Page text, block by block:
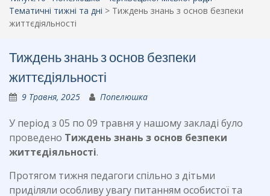
Тематичні тижні та дні > Тиждень знань з основ безпеки
життєдіяльності
Тиждень знань з основ безпеки
життєдіяльності
9 Травня, 2025 Попелюшка
У період з 05 по 09 травня у нашому закладі було
проведено Тиждень знань з основ безпеки
життєдіяльності.
Протягом тижня педагоги спільно з дітьми
приділяли особливу увагу питанням особистої та